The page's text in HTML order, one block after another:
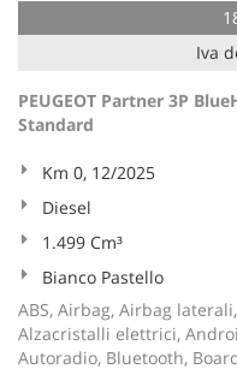
Iva
PEUGEOT Partner 3P
Standard
Km 0, 12/2025
Diesel
1.499 Cm³
Bianco Pastello
ABS, Airbag, Airbag
Alzacristalli elettrici,
Autoradio, Bluetooth,